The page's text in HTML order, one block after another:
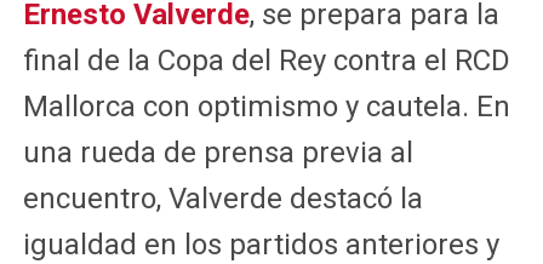
Ernesto Valverde, se prepara para la
final de la Copa del Rey contra el RCD
Mallorca con optimismo y cautela. En
una rueda de prensa previa al
encuentro, Valverde destacó la
igualdad en los partidos anteriores y